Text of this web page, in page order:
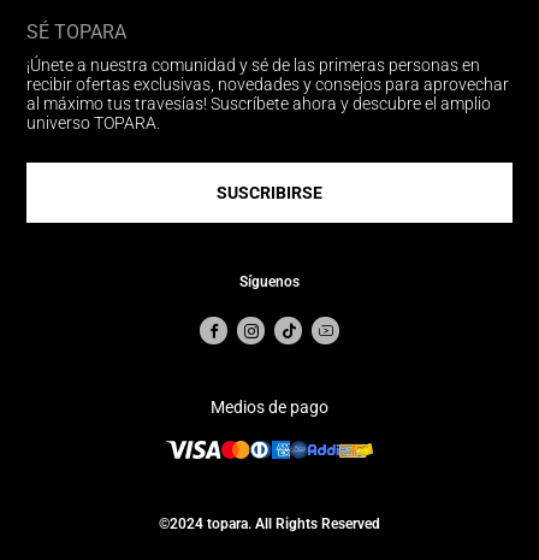
SÉ TOPARA
¡Únete a nuestra comunidad y sé de las primeras personas en
recibir ofertas exclusivas, novedades y consejos para aprovechar
al máximo tus travesías! Suscríbete ahora y descubre el amplio
universo TOPARA.
SUSCRIBIRSE
Síguenos
Medios de pago
©2024 topara. All Rights Reserved